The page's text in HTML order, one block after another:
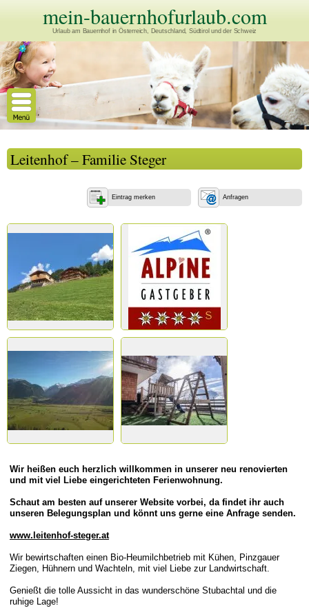
mein-bauernhofurlaub.com
Urlaub am Bauernhof in Österreich, Deutschland, Südtirol und der Schweiz
Leitenhof – Familie Steger
Eintrag merken Anfragen
Wir heißen euch herzlich willkommen in unserer neu renovierten
und mit viel Liebe eingerichteten Ferienwohnung.
Schaut am besten auf unserer Website vorbei, da findet ihr auch
unseren Belegungsplan und könnt uns gerne eine Anfrage senden.
www.leitenhof-steger.at
Wir bewirtschaften einen Bio-Heumilchbetrieb mit Kühen, Pinzgauer
Ziegen, Hühnern und Wachteln, mit viel Liebe zur Landwirtschaft.
Genießt die tolle Aussicht in das wunderschöne Stubachtal und die
ruhige Lage!